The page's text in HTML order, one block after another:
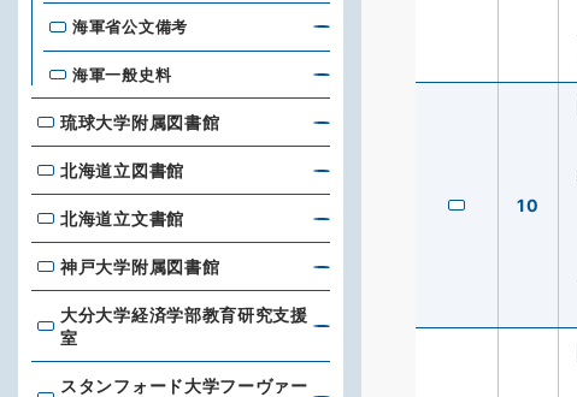
10
海軍省公文備考
海軍一般史料
琉球大学附属図書館
琉球大学附属図書館
北海道立図書館
北海道立図書館
北海道立文書館
北海道立文書館
神戸大学附属図書館
神戸大学附属図書館
大分大学経済学部教育研究支援室
大分大学経済学部教育研究支援
室
スタンフォード大学フーヴァー